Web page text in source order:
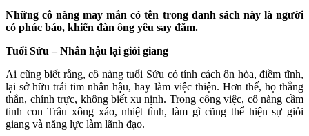
Những cô nàng may mắn có tên trong danh sách này là người
có phúc báo, khiến đàn ông yêu say đắm.
Tuổi Sửu – Nhân hậu lại giỏi giang
Ai cũng biết rằng, cô nàng tuổi Sửu có tính cách ôn hòa, điềm tĩnh,
lại sở hữu trái tim nhân hậu, hay làm việc thiện. Hơn thế, họ thẳng
thắn, chính trực, không biết xu nịnh. Trong công việc, cô nàng cầm
tinh con Trâu xông xáo, nhiệt tình, làm gì cũng thể hiện sự giỏi
giang và năng lực làm lãnh đạo.